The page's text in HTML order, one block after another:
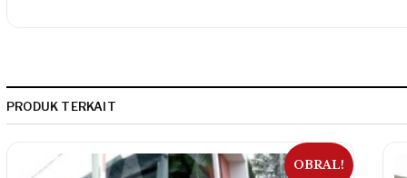
PRODUK TERKAIT
OBRAL!